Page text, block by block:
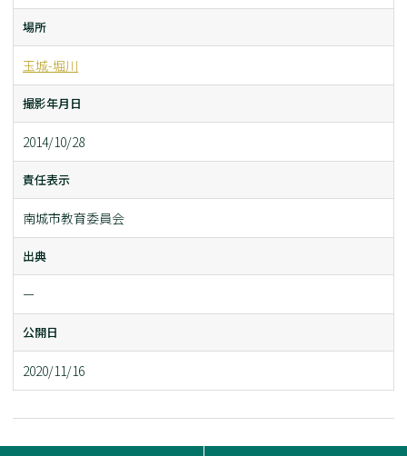
場所
玉城-堀川
撮影年月日
2014/10/28
責任表示
南城市教育委員会
出典
ー
公開日
2020/11/16